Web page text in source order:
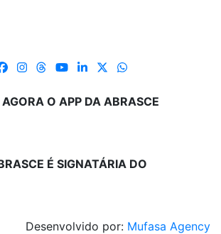
O APP DA ABRASCE
É SIGNATÁRIA DO
Desenvolvido por: Mufasa Agency